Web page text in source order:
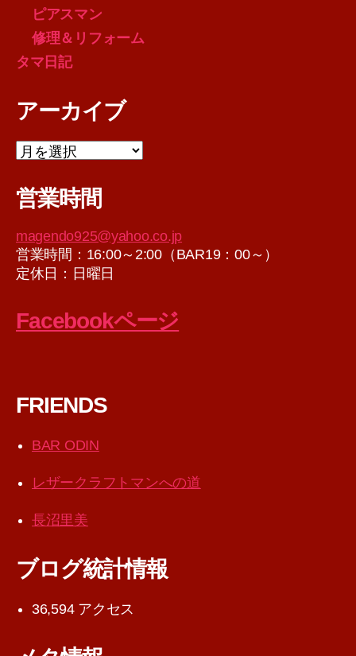
ピアスマン
修理＆リフォーム
タマ日記
アーカイブ
ア
イ
営業時間
magendo925@yahoo.co.jp
営業時間：16:00～2:00（BAR19：00～）
定休日：日曜日
Facebookページ
FRIENDS
BAR ODIN
レザークラフトマンへの道
長沼里美
ブログ統計情報
36,594 アクセス